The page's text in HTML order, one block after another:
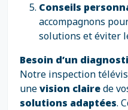
Conseils
accompagnons
solutions et éviter
Besoin d’un
Notre inspection
unevision clairede
solutions adaptées.